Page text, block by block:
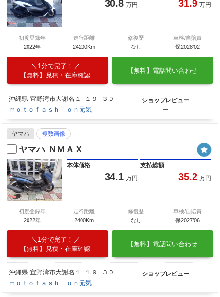
30.8 万円 31.9 万円
初度登録年
2022年
走行距離
24200Km
修復歴
なし
車検/自賠責
保2028/02
1分で完了！
【無料】見積・在庫確認
【無料】電話問い合わせ
沖縄県 宜野湾市大謝名１−１９−３０
ｍｏｔｏｆａｓｈｉｏｎ元気
ショップレビュー
―
ヤマハ 複数画像
ヤマハ ＮＭＡＸ
本体価格
34.1 万円
支払総額
35.2 万円
初度登録年
2022年
走行距離
2400Km
修復歴
なし
車検/自賠責
保2027/06
1分で完了！
【無料】見積・在庫確認
【無料】電話問い合わせ
沖縄県 宜野湾市大謝名１−１９−３０
ｍｏｔｏｆａｓｈｉｏｎ元気
ショップレビュー
―